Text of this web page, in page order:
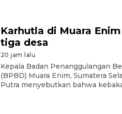
Karhutla di Muara
tiga desa
20 jam lalu
Kepala Badan Penanggulangan
(BPBD) Muara Enim, Sumatera
Putra menyebutkan bahwa